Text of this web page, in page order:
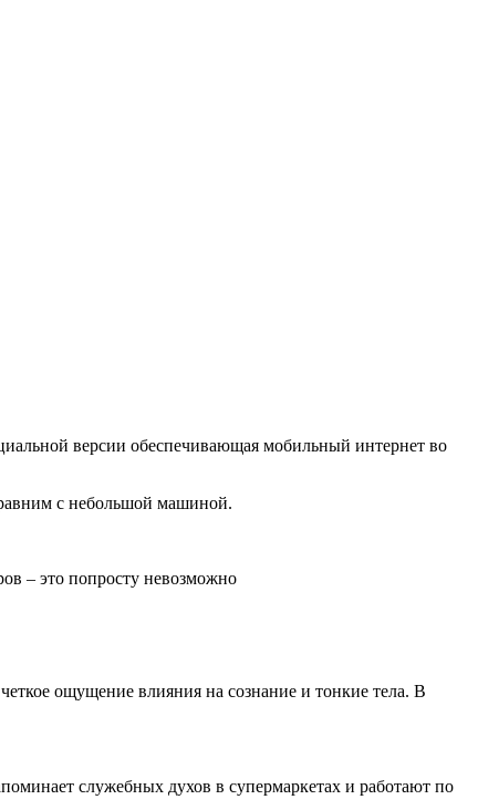
версии обеспечивающая мобильный интернет во
с небольшой машиной.
– это попросту невозможно
ощущение влияния на сознание и тонкие тела. В
служебных духов в супермаркетах и работают по